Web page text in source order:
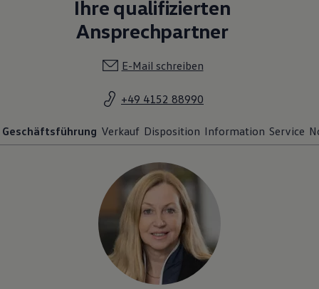
Ihre qualifizierten
Ansprechpartner
E-Mail schreiben
+49 4152 88990
Geschäftsführung Verkauf Disposition Information Service